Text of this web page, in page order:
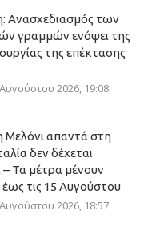
Ανασχεδιασμός των
γραμμών ενόψει της
της επέκτασης
2026, 19:08
Μελόνι απαντά στη
δεν δέχεται
– Τα μέτρα μένουν
τις 15 Αυγούστου
2026, 18:57